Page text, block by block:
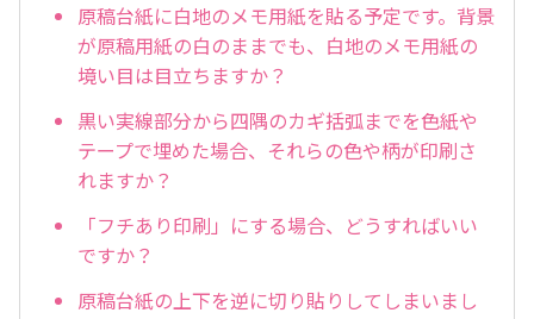
原稿台紙に白地のメモ用紙を貼る予定です。背景
が原稿用紙の白のままでも、白地のメモ用紙の
境い目は目立ちますか？
黒い実線部分から四隅のカギ括弧までを色紙や
テープで埋めた場合、それらの色や柄が印刷さ
れますか？
「フチあり印刷」にする場合、どうすればいい
ですか？
原稿台紙の上下を逆に切り貼りしてしまいまし